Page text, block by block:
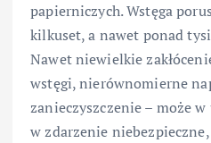
papierniczych. Wstęga
kilkuset, a nawet ponad
Nawet niewielkie
wstęgi, nierównomierne
zanieczyszczenie – może
w zdarzenie